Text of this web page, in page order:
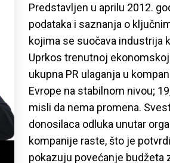
Predstavljen u aprilu 2012.
podataka i saznanja o
kojima se suočava industrija
Uprkos trenutnoj
ukupna PR ulaganja u
Evrope na stabilnom nivou;
misli da nema promena.
donosilaca odluka unutar
kompanije raste, što je
pokazuju povećanje budžeta